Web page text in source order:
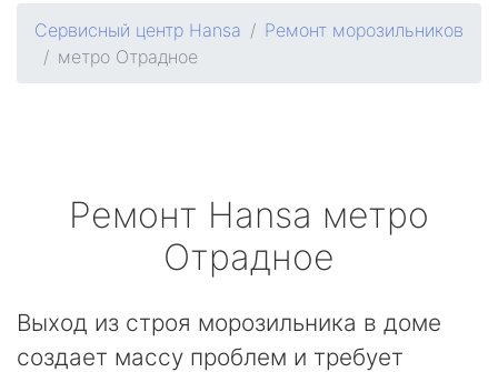
Сервисный центр Hansa
Ремонт морозильников
метро Отрадное
Ремонт Hansa метро
Отрадное
Выход из строя морозильника в доме
создает массу проблем и требует